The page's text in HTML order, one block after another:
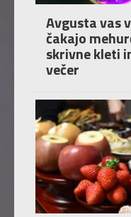
Avgusta vas
čakajo
skrivne kleti
večer